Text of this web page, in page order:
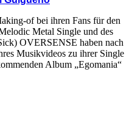
of bei ihren Fans für den
Metal Single und des
OVERSENSE haben nach
Musikvideos zu ihrer Single
Album „Egomania“